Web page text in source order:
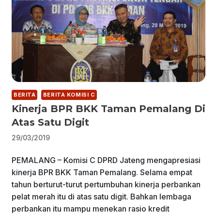
BERITA BERITA KOMISI C
Kinerja BPR BKK Taman Pemalang Di
Atas Satu Digit
29/03/2019
PEMALANG – Komisi C DPRD Jateng mengapresiasi
kinerja BPR BKK Taman Pemalang. Selama empat
tahun berturut-turut pertumbuhan kinerja perbankan
pelat merah itu di atas satu digit. Bahkan lembaga
perbankan itu mampu menekan rasio kredit